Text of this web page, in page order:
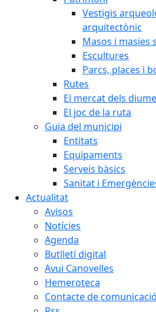
Vestigis
arquitectònic
Masos i masies
Escultures
Parcs, places i
Rutes
El mercat dels
El joc de la ruta
Guia del municipi
Entitats
Equipaments
Serveis bàsics
Sanitat i
Actualitat
Avisos
Notícies
Agenda
Butlletí digital
Avui Canovelles
Hemeroteca
Contacte de comunicació